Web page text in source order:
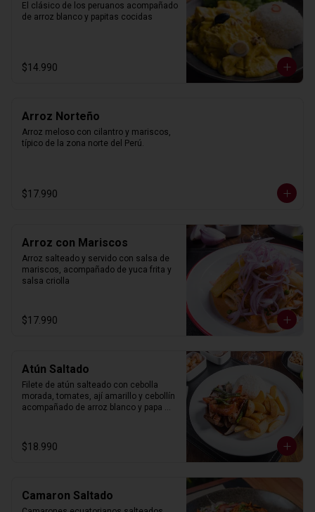
El clásico de los peruanos acompañado
de arroz blanco y papitas cocidas
$14.990
Arroz Norteño
Arroz meloso con cilantro y mariscos,
típico de la zona norte del Perú.
$17.990
Arroz con Mariscos
Arroz salteado y servido con salsa de
mariscos, acompañado de yuca frita y
salsa criolla
$17.990
Atún Saltado
Filete de atún salteado con cebolla
morada, tomates, ají amarillo y cebollín
acompañado de arroz blanco y papa
$18.990
Camaron Saltado